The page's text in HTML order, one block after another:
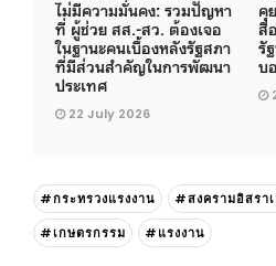
ไม่มีความมั่นคง: รวมปัญหา
ที่ ผู้ช่วย สส.-สว. ต้องเจอ
ในฐานะคนเบื้องหลังรัฐสภา
ที่มีส่วนสำคัญในการพัฒนา
ประเทศ
22 July 2026
คุ
สื่
รั
บ
#กระทรวงแรงงาน #สงครามอิสรา
#เกษตรกรรม
#แรงงาน